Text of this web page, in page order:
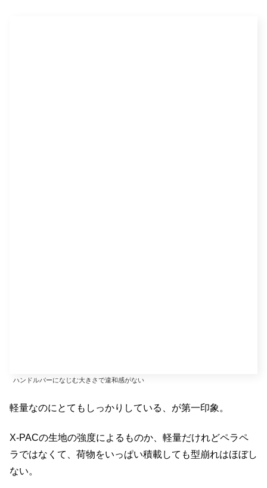
ハンドルバーになじむ大きさで違和感がない
軽量なのにとてもしっかりしている、が第一印象。
X-PACの生地の強度によるものか、軽量だけれどペラペ
ラではなくて、荷物をいっぱい積載しても型崩れはほぼし
ない。